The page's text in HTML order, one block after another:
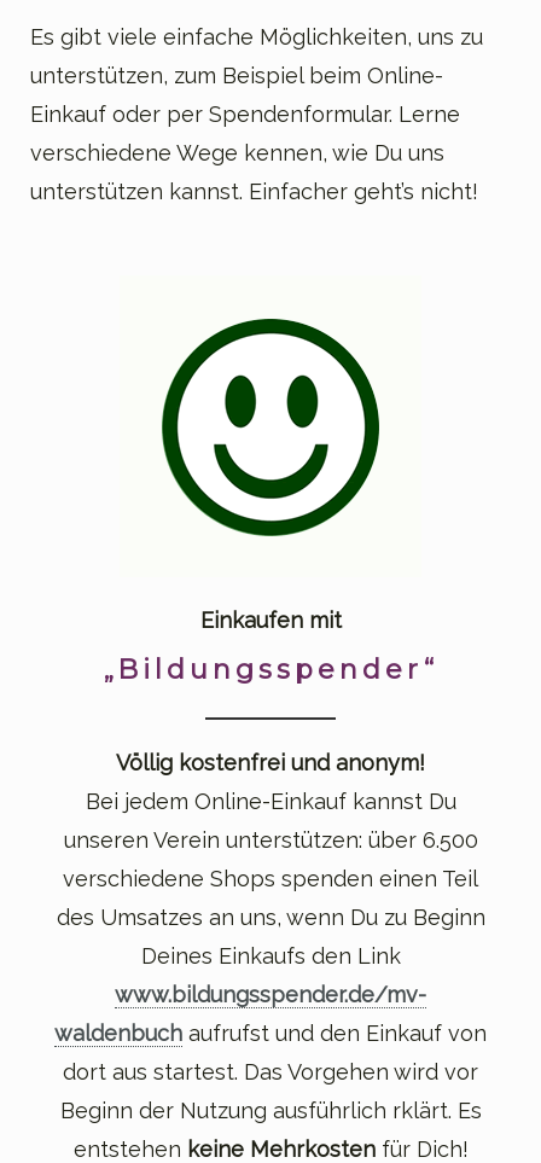
Es gibt viele einfache Möglichkeiten, uns zu
unterstützen, zum Beispiel beim Online-
Einkauf oder per Spendenformular. Lerne
verschiedene Wege kennen, wie Du uns
unterstützen kannst. Einfacher geht’s nicht!
Einkaufen mit
„Bildungsspender“
Völlig kostenfrei und anonym!
Bei jedem Online-Einkauf kannst Du
unseren Verein unterstützen: über 6.500
verschiedene Shops spenden einen Teil
des Umsatzes an uns, wenn Du zu Beginn
Deines Einkaufs den Link
www.bildungsspender.de/mv-
waldenbuch aufrufst und den Einkauf von
dort aus startest. Das Vorgehen wird vor
Beginn der Nutzung ausführlich rklärt. Es
entstehen keine Mehrkostenfür Dich!